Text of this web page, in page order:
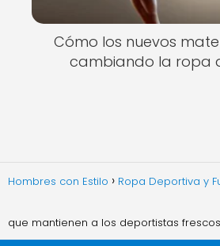
Cómo los nuevos
cambiando la ropa
Hombres con Estilo Ropa Deportiva y
que mantienen a los deportistas